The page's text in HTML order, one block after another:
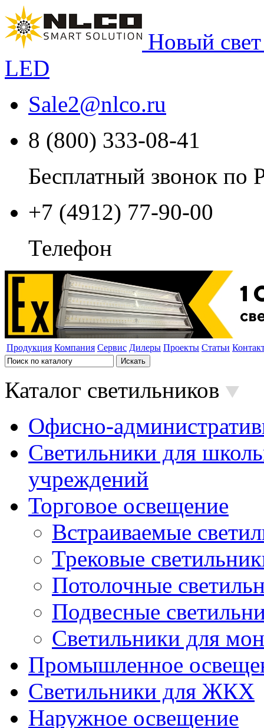
Новый
LED
Sale2@nlco.ru
8 (800) 333-08-41
Бесплатный звонок по
+7 (4912) 77-90-00
Телефон
Продукция Компания Сервис Дилеры Проекты Статьи
Каталог светильников
Офисно-
Светильники для
учреждений
Торговое освещение
Встраиваемые
Трековые
Потолочные
Подвесные
Светильники для
Промышленное
Светильники для ЖКХ
Наружное освещение